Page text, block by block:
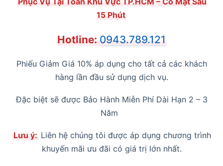
15 Phút
Hotline: 0943.789.121
Phiếu Giảm Giá 10% áp dụng cho tất cả các khách
hàng lần đầu sử dụng dịch vụ.
Đặc biệt sẽ được Bảo Hành Miễn Phí Dài Hạn 2 – 3
Năm
Lưu ý: Liên hệ chúng tôi được áp dụng chương trình
khuyến mãi ưu đãi có giá trị lớn nhất.